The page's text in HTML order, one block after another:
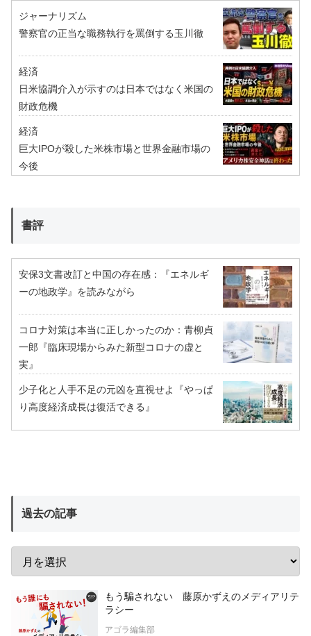
ジャーナリズム
警察官の正当な職務執行を罵倒する玉川徹
経済
日米協調介入が示すのは日本ではなく米国の
財政危機
経済
巨大IPOが殺した米株市場と世界金融市場の
今後
書評
安保3文書改訂と中国の存在感：『エネルギ
ーの地政学』を読みながら
コロナ対策は本当に正しかったのか：青柳貞
一郎『臨床現場からみた新型コロナの虚と
実』
少子化と人手不足の元凶を直視せよ『やっぱ
り高度経済成長は復活できる』
過去の記事
もう騙されない 藤原かずえのメディアリテ
ラシー
アゴラ編集部